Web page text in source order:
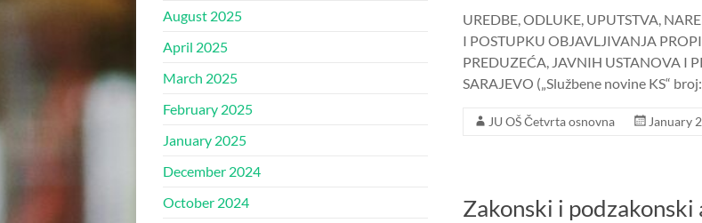
UREDBE, ODLUKE, UPUTSTVA,
I POSTUPKU OBJAVLJIVANJA
PREDUZEĆA, JAVNIH USTANOVA I
SARAJEVO („Službene novine KS“
JU OŠ Četvrta osnovna January
Zakonski i podzakonski
August 2025
April 2025
March 2025
February 2025
January 2025
December 2024
October 2024